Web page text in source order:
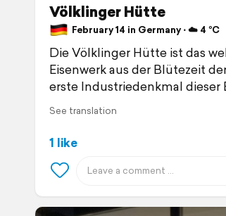
Völklinger Hütte
February 14 in Germany ⋅ ☁️ 4 °C
Die Völklinger Hütte ist das
Eisenwerk aus der Blütezeit
erste Industriedenkmal dieser
See translation
1 like